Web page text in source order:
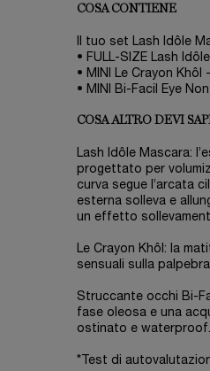
COSA CONTIENE
Il tuo set Lash Idôle
• FULL-SIZE Lash
• MINI Le Crayon Khôl
• MINI Bi-Facil Eye
COSA ALTRO DEVI
Lash Idôle Mascara:
progettato per
curva segue l’arcata
esterna solleva e
un effetto
Le Crayon Khôl: la
sensuali sulla
Struccante occhi Bi-
fase oleosa e una
ostinato e
*Test di